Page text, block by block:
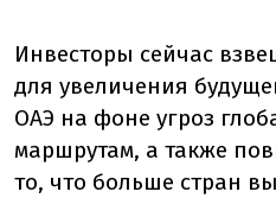
Инвесторы сейчас
для увеличения
ОАЭ на фоне угроз
маршрутам, а также
то, что больше стран